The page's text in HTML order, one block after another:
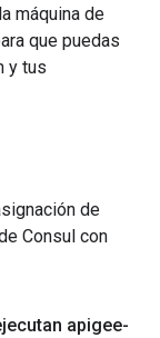
máquina de
que puedas
y tus
de
Consul con
apigee-